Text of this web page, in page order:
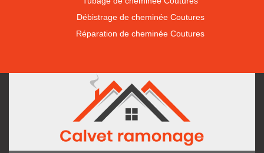
Débistrage de cheminée Coutures
Réparation de cheminée Coutures